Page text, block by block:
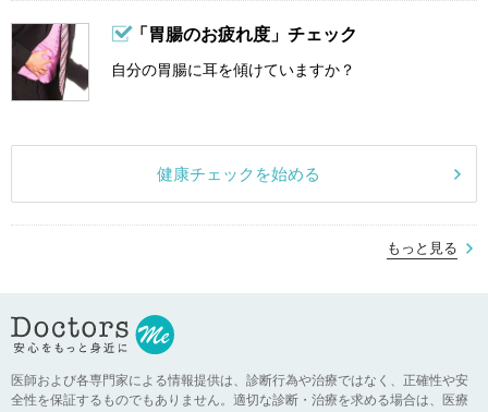
「胃腸のお疲れ度」チェック
自分の胃腸に耳を傾けていますか？
健康チェックを始める
もっと見る
医師および各専門家による情報提供は、診断行為や治療ではなく、正確性や安
全性を保証するものでもありません。適切な診断・治療を求める場合は、医療